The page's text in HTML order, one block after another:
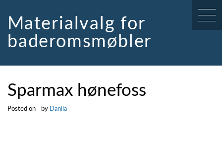
contentMaterialvalg for
baderomsmøbler
Sparmax hønefoss
Posted on by Danila